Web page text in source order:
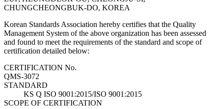
CHUNGCHEONGBUK-DO, KOREA
Korean Standards Association hereby certifies that the Quality
Management System of the above organization has been assessed
and found to meet the requirements of the standard and scope of
certification detailed below:
CERTIFICATION No.
QMS-3072
STANDARD
KS Q ISO 9001:2015/ISO 9001:2015
SCOPE OF CERTIFICATION